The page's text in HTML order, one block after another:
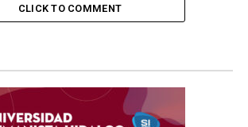
CLICK TO COMMENT